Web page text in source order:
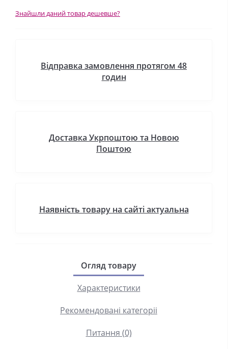
Знайшли даний товар дешевше?
Відправка замовлення протягом 48
годин
Доставка Укрпоштою та Новою
Поштою
Наявність товару на сайті актуальна
Огляд товару
Характеристики
Рекомендовані категоріі
Питання (0)